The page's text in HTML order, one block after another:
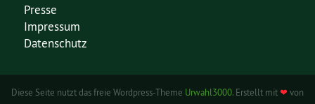
Presse
Impressum
Datenschutz
Diese Seite nutzt das freie Wordpress-Theme Urwahl3000. Erstellt mit❤ von